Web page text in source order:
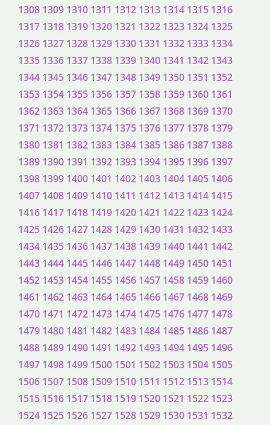
1308 1309 1310 1311 1312 1313 1314 1315 1316
1317 1318 1319 1320 1321 1322 1323 1324 1325
1326 1327 1328 1329 1330 1331 1332 1333 1334
1335 1336 1337 1338 1339 1340 1341 1342 1343
1344 1345 1346 1347 1348 1349 1350 1351 1352
1353 1354 1355 1356 1357 1358 1359 1360 1361
1362 1363 1364 1365 1366 1367 1368 1369 1370
1371 1372 1373 1374 1375 1376 1377 1378 1379
1380 1381 1382 1383 1384 1385 1386 1387 1388
1389 1390 1391 1392 1393 1394 1395 1396 1397
1398 1399 1400 1401 1402 1403 1404 1405 1406
1407 1408 1409 1410 1411 1412 1413 1414 1415
1416 1417 1418 1419 1420 1421 1422 1423 1424
1425 1426 1427 1428 1429 1430 1431 1432 1433
1434 1435 1436 1437 1438 1439 1440 1441 1442
1443 1444 1445 1446 1447 1448 1449 1450 1451
1452 1453 1454 1455 1456 1457 1458 1459 1460
1461 1462 1463 1464 1465 1466 1467 1468 1469
1470 1471 1472 1473 1474 1475 1476 1477 1478
1479 1480 1481 1482 1483 1484 1485 1486 1487
1488 1489 1490 1491 1492 1493 1494 1495 1496
1497 1498 1499 1500 1501 1502 1503 1504 1505
1506 1507 1508 1509 1510 1511 1512 1513 1514
1515 1516 1517 1518 1519 1520 1521 1522 1523
1524 1525 1526 1527 1528 1529 1530 1531 1532